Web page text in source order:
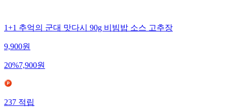
1+1 추억의 군대 맛다시 90g 비빔밥 소스 고추장
9,900원
20%7,900원
237적립